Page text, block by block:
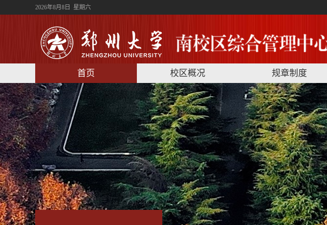
2026年8月8日 星期六
首页 校区概况 规章制度